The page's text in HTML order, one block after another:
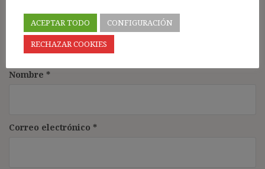
Nombre *
Correo electrónico *
ACEPTAR TODO
CONFIGURACIÓN
RECHAZAR COOKIES